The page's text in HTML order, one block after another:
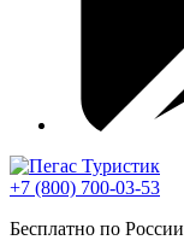
+7 (800) 700-03-53
Бесплатно по России